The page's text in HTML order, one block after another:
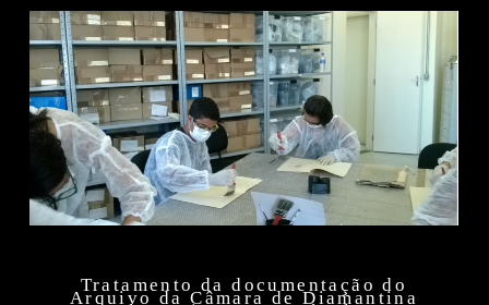
Tratamento da documentação do
Arquivo da Câmara de Diamantina